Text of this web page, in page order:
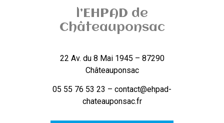
l’EHPAD de
Châteauponsac
22 Av. du 8 Mai 1945 – 87290
Châteauponsac
05 55 76 53 23 – contact@ehpad-
chateauponsac.fr